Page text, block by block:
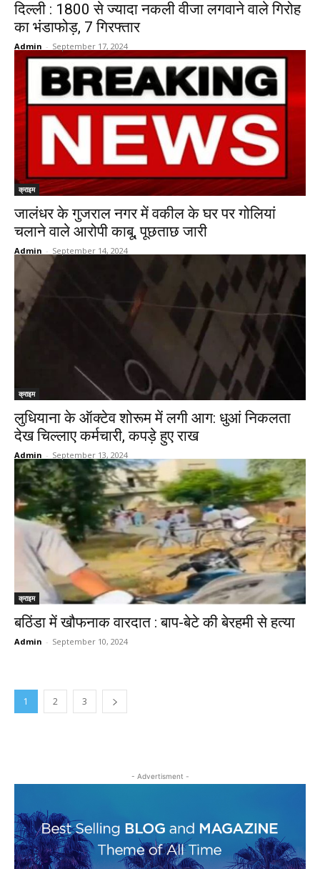
दिल्ली : 1800 से ज्यादा नकली वीजा लगवाने वाले गिरोह
का भंडाफोड़, 7 गिरफ्तार
Admin - September 17, 2024
क्राइम
जालंधर के गुजराल नगर में वकील के घर पर गोलियां
चलाने वाले आरोपी काबू, पूछताछ जारी
Admin - September 14, 2024
क्राइम
लुधियाना के ऑक्टेव शोरूम में लगी आग: धुआं निकलता
देख चिल्लाए कर्मचारी, कपड़े हुए राख
Admin - September 13, 2024
क्राइम
बठिंडा में खौफनाक वारदात : बाप-बेटे की बेरहमी से हत्या
Admin - September 10, 2024
1 2 3
- Advertisment -